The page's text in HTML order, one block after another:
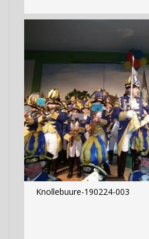
Knollebuure-190224-003